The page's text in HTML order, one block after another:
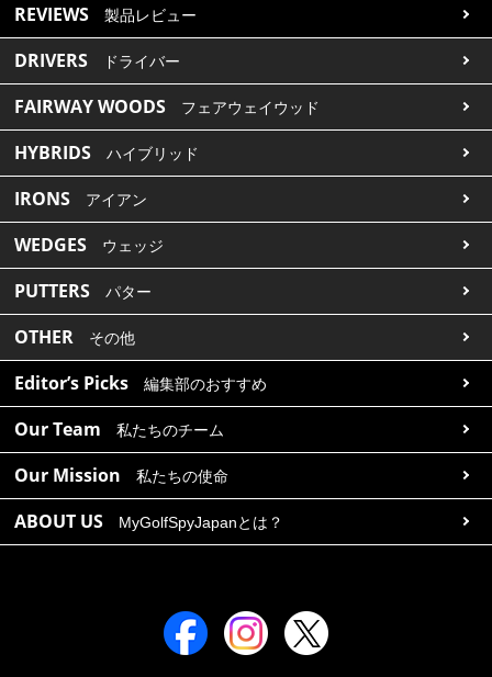
REVIEWS 製品レビュー
DRIVERS ドライバー
FAIRWAY WOODS フェアウェイウッド
HYBRIDS ハイブリッド
IRONS アイアン
WEDGES ウェッジ
PUTTERS パター
OTHER その他
Editor’s Picks 編集部のおすすめ
Our Team 私たちのチーム
Our Mission 私たちの使命
ABOUT US MyGolfSpyJapanとは？